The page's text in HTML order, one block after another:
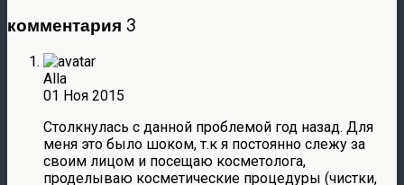
комментария 3
Alla
01 Ноя 2015
Столкнулась с данной проблемой год назад. Для
меня это было шоком, т.к я постоянно слежу за
своим лицом и посещаю косметолога,
проделываю косметические процедуры (чистки,